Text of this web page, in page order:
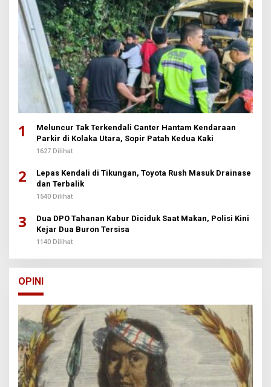
1
Meluncur Tak Terkendali Canter Hantam Kendaraan
Parkir di Kolaka Utara, Sopir Patah Kedua Kaki
1627 Dilihat
2
Lepas Kendali di Tikungan, Toyota Rush Masuk Drainase
dan Terbalik
1540 Dilihat
3
Dua DPO Tahanan Kabur Diciduk Saat Makan, Polisi Kini
Kejar Dua Buron Tersisa
1140 Dilihat
OPINI